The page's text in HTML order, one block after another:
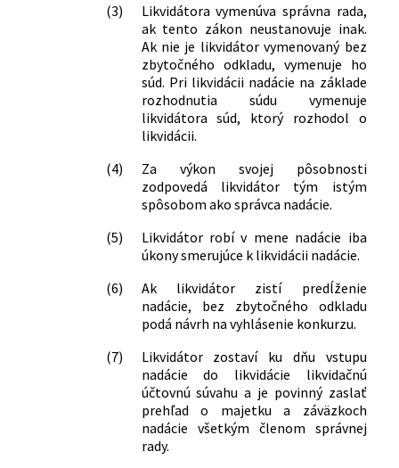
(3)
Likvidátora vymenúva správna rada,
ak tento zákon neustanovuje inak.
Ak nie je likvidátor vymenovaný bez
zbytočného odkladu, vymenuje ho
súd. Pri likvidácii nadácie na základe
rozhodnutia súdu vymenuje
likvidátora súd, ktorý rozhodol o
likvidácii.
(4)
Za výkon svojej pôsobnosti
zodpovedá likvidátor tým istým
spôsobom ako správca nadácie.
(5)
Likvidátor robí v mene nadácie iba
úkony smerujúce k likvidácii nadácie.
(6)
Ak likvidátor zistí predĺženie
nadácie, bez zbytočného odkladu
podá návrh na vyhlásenie konkurzu.
(7)
Likvidátor zostaví ku dňu vstupu
nadácie do likvidácie likvidačnú
účtovnú súvahu a je povinný zaslať
prehľad o majetku a záväzkoch
nadácie všetkým členom správnej
rady.